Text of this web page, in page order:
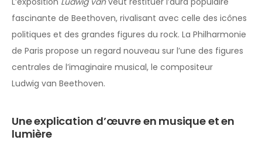
fascinante de Beethoven, rivalisant avec celle des icônes
politiques et des grandes figures du rock. La Philharmonie
de Paris propose un regard nouveau sur l’une des figures
centrales de l’imaginaire musical, le compositeur
Ludwig van Beethoven.
Une explication d’œuvre en musique et en
lumière